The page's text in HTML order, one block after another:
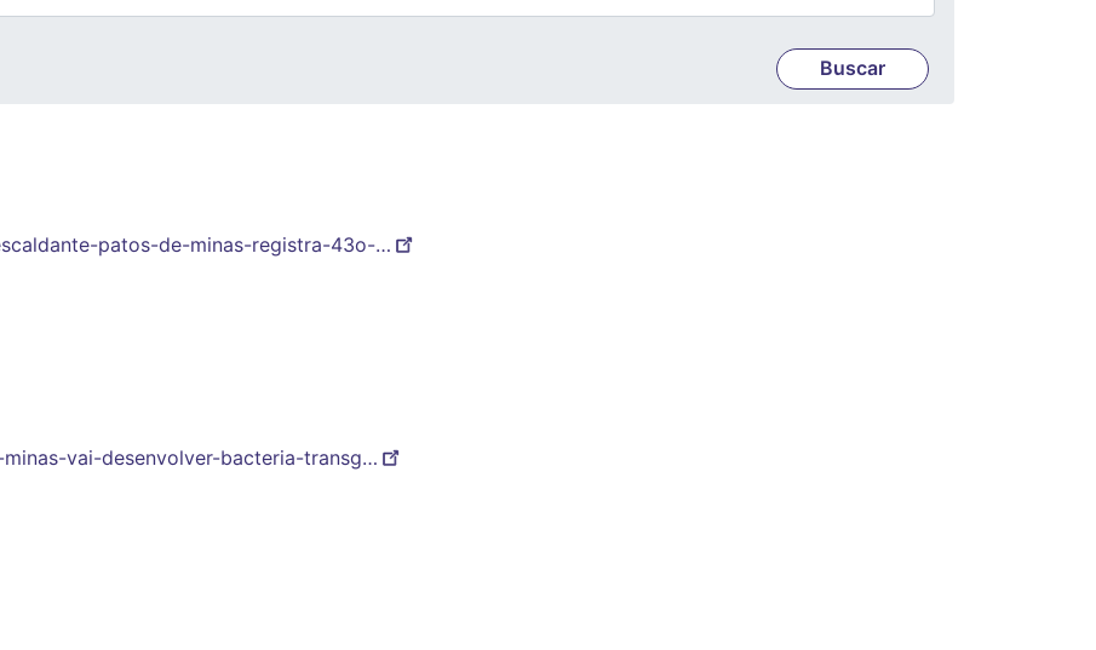
patos-de-minas-registra-43o-…
vai-desenvolver-bacteria-transg…